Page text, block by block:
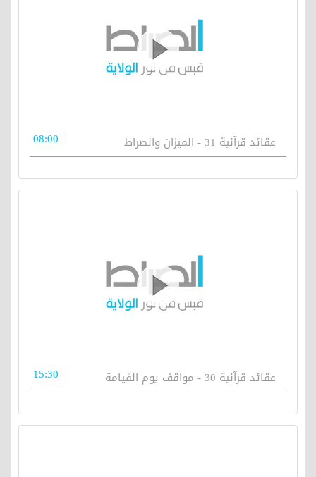
عقائد قرآنية 31 - الميزان والصراط 08:00
عقائد قرآنية 30 - مواقف يوم القيامة 15:30